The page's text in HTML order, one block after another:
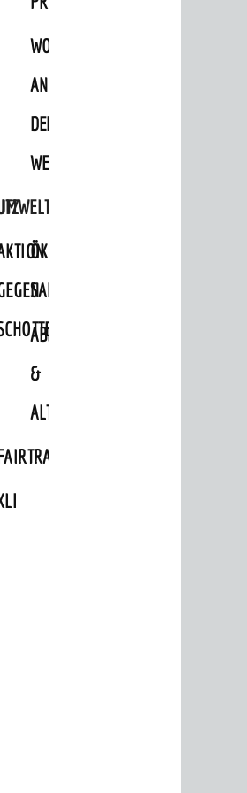
WOHNBEBAUUNG
AN
DER
WEINBERGSTRASSE
ÖKOLOGISCHE
SANIERUNG/WAIDSEE
ABFALL
&
ALTLASTEN